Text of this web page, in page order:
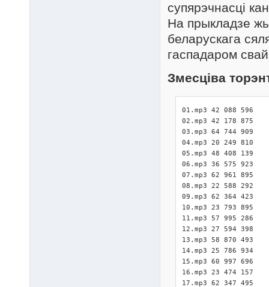
супярэчнасці
На прыкладзе
беларускага
гаспадаром
Змесціва
01.mp3 42 088 596
02.mp3 42 178 875
03.mp3 64 744 909
04.mp3 20 249 810
05.mp3 48 408 139
06.mp3 36 575 923
07.mp3 62 961 895
08.mp3 22 588 292
09.mp3 62 364 423
10.mp3 23 793 895
11.mp3 57 995 286
12.mp3 27 594 398
13.mp3 58 870 493
14.mp3 25 786 934
15.mp3 60 997 696
16.mp3 23 474 157
17.mp3 62 347 495